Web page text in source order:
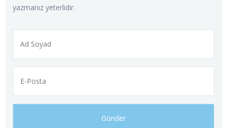
yazmanız yeterlidir.